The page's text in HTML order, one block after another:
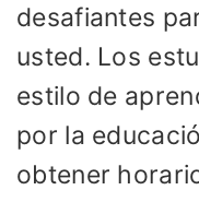
desafiantes
usted. Los
estilo de
por la
obtener